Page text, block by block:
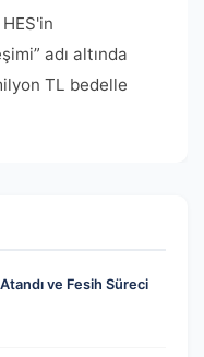
adı altında
TL bedelle
ve Fesih Süreci